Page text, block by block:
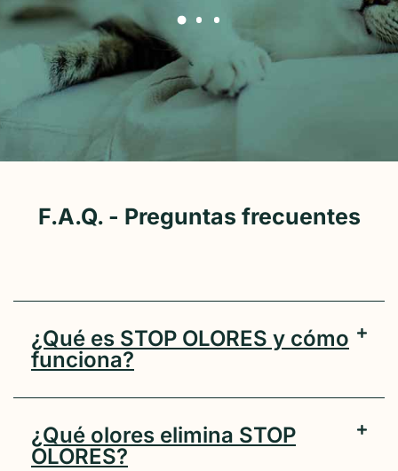
F.A.Q. - Preguntas frecuentes
¿Qué es STOP OLORES y cómo
funciona?
¿Qué olores elimina STOP
OLORES?